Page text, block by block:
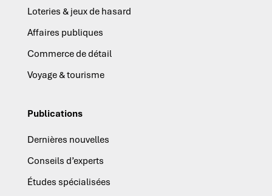
Loteries & jeux de hasard
Affaires publiques
Commerce de détail
Voyage & tourisme
Publications
Dernières nouvelles
Conseils d’experts
Études spécialisées